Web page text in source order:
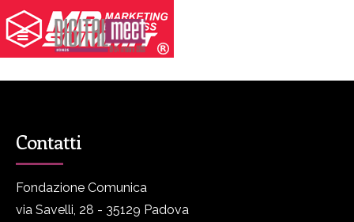
Contatti
Fondazione Comunica
via Savelli, 28 - 35129 Padova